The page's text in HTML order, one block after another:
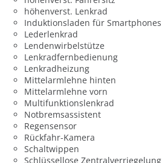
höhenverst. Lenkrad
Induktionsladen für Smartphones
Lederlenkrad
Lendenwirbelstütze
Lenkradfernbedienung
Lenkradheizung
Mittelarmlehne hinten
Mittelarmlehne vorn
Multifunktionslenkrad
Notbremsassistent
Regensensor
Rückfahr-Kamera
Schaltwippen
Schlüssellose Zentralverriegelung